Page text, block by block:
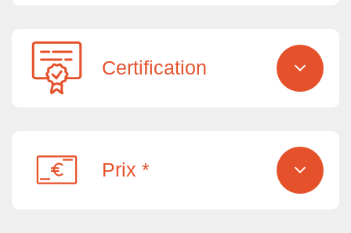
Certification
Prix *